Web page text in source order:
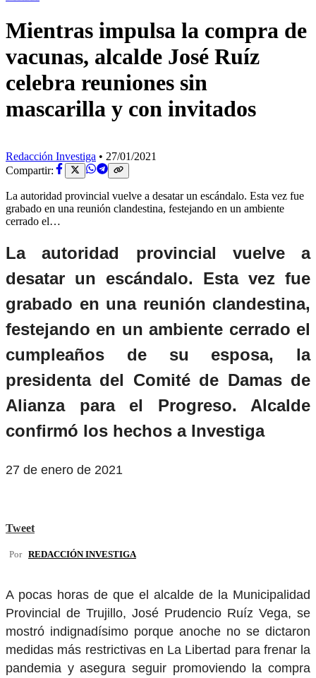
Mientras impulsa la compra de
vacunas, alcalde José Ruíz
celebra reuniones sin
mascarilla y con invitados
Redacción Investiga • 27/01/2021
Compartir:
La autoridad provincial vuelve a desatar un escándalo. Esta vez fue
grabado en una reunión clandestina, festejando en un ambiente
cerrado el…
La autoridad provincial vuelve a
desatar un escándalo. Esta vez fue
grabado en una reunión clandestina,
festejando en un ambiente cerrado el
cumpleaños de su esposa, la
presidenta del Comité de Damas de
Alianza para el Progreso. Alcalde
confirmó los hechos a Investiga
27 de enero de 2021
Tweet
Por REDACCIÓN INVESTIGA
A pocas horas de que el alcalde de la Municipalidad
Provincial de Trujillo, José Prudencio Ruíz Vega, se
mostró indignadísimo porque anoche no se dictaron
medidas más restrictivas en La Libertad para frenar la
pandemia y asegura seguir promoviendo la compra